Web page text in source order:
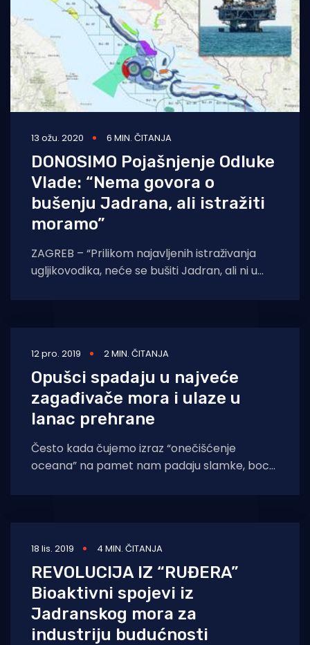
13 ožu. 2020 6 MIN. ČITANJA
DONOSIMO Pojašnjenje Odluke
Vlade: “Nema govora o
bušenju Jadrana, ali istražiti
moramo”
ZAGREB – “Prilikom najavljenih istraživanja
ugljikovodika, neće se bušiti Jadran, ali ni u
voda”, odgovor
12 pro. 2019 2 MIN. ČITANJA
Opušci spadaju u najveće
zagađivače mora i ulaze u
lanac prehrane
Često kada čujemo izraz “onečišćenje
oceana” na pamet nam padaju slamke, boce
18 lis. 2019 4 MIN. ČITANJA
REVOLUCIJA IZ “RUĐERA”
Bioaktivni spojevi iz
Jadranskog mora za
industriju budućnosti